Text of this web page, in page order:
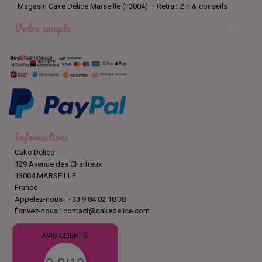
assuré de réaliser des designs impressionnants et
indispensable pour tous les passionnés de pâtisserie créatifs.
Magasin Cake Délice Marseille (13004) – Retrait 2 h & conseils
Votre compte
Informations
Cake Delice
129 Avenue des Chartreux
13004 MARSEILLE
France
Appelez-nous : +33 9 84 02 18 38
Écrivez-nous : contact@cakedelice.com
AVIS CLIENTS